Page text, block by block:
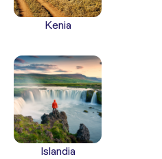
Kenia
Islandia